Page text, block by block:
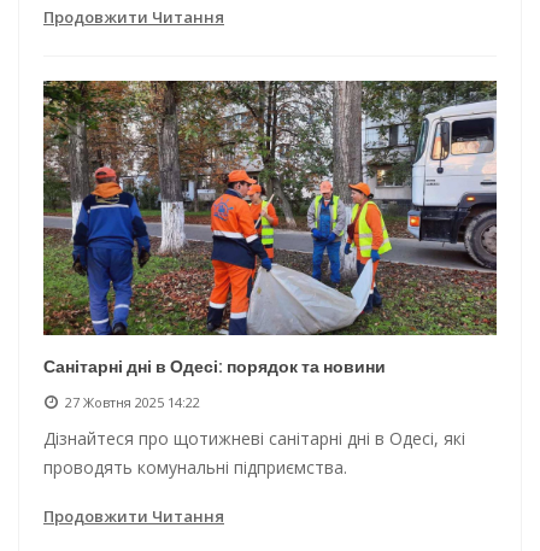
Продовжити Читання
Санітарні дні в Одесі: порядок та новини
27 Жовтня 2025 14:22
Дізнайтеся про щотижневі санітарні дні в Одесі, які
проводять комунальні підприємства.
Продовжити Читання